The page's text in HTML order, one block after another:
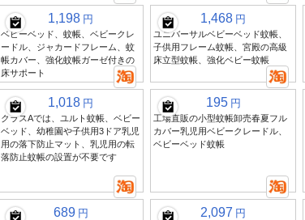
1,198 円
ベビーベッド、蚊帳、ベビークレ
ードル、ジャカードフレーム、蚊
帳カバー、強化蚊帳ガーゼ付きの
床サポート
1,468 円
ユニバーサルベビーベッド蚊帳、
子供用フレーム蚊帳、宮殿の高級
床立型蚊帳、強化ベビー蚊帳
1,018 円
クラスAでは、ユルト蚊帳、ベビー
ベッド、幼稚園や子供用3ドア乳児
用の落下防止マット、乳児用の転
落防止蚊帳の設置が不要です
195 円
工場直販の小型蚊帳卸売春夏フル
カバー乳児用ベビークレードル、
ベビーベッド蚊帳
689 円 2,097 円